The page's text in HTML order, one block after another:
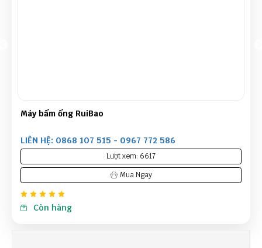
Máy bấm ống RuiBao
LIÊN HỆ: 0868 107 515 - 0967 772 586
Lượt xem: 6617
Mua Ngay
Còn hàng